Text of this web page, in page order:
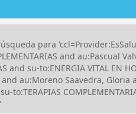
para
and au:Pascual
and su-to:ENERGIA VITAL
au:Moreno Saavedra, Gloria
to:TERAPIAS